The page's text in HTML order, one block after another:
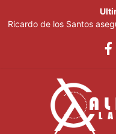
Ricardo de los Santos
70,000 personas serán
Centroamericanos
Thalia Terrero se
Pronostican cielo soleado